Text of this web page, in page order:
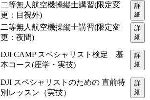
二等無人航空機操縦士講習(限定変
更：目視外)
詳
細
二等無人航空機操縦士講習(限定変
更：夜間)
詳
細
DJI CAMP スペシャリスト検定 基
本コース(座学・実技)
詳
細
DJI スペシャリストのための 直前特
別レッスン（実技）
詳
細